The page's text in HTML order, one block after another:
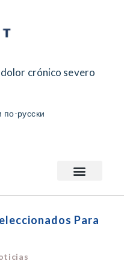
crónico severo
русски
Para